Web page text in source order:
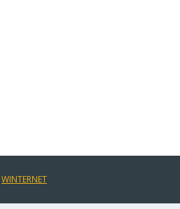
WINTERNET